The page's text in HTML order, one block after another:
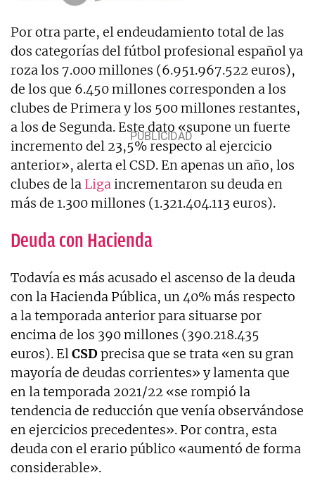
Por otra parte, el endeudamiento total de las
dos categorías del fútbol profesional español ya
roza los 7.000 millones (6.951.967.522 euros),
de los que 6.450 millones corresponden a los
clubes de Primera y los 500 millones restantes,
a los de Segunda. Este dato «supone un fuerte
incremento del 23,5% respecto al ejercicio
anterior», alerta el CSD. En apenas un año, los
clubes de la Ligaincrementaron su deuda en
más de 1.300 millones (1.321.404.113 euros).
Deuda con Hacienda
Todavía es más acusado el ascenso de la deuda
con la Hacienda Pública, un 40% más respecto
a la temporada anterior para situarse por
encima de los 390 millones (390.218.435
euros). ElCSDprecisa que se trata «en su gran
mayoría de deudas corrientes» y lamenta que
en la temporada 2021/22 «se rompió la
tendencia de reducción que venía observándose
en ejercicios precedentes». Por contra, esta
deuda con el erario público «aumentó de forma
considerable».